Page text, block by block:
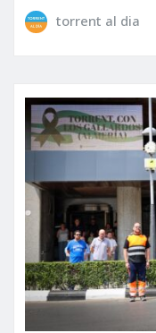
torrent al dia